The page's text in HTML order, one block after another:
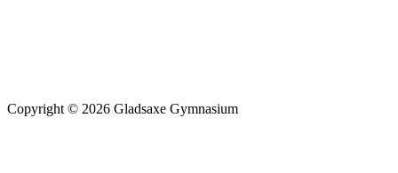
Copyright © 2026 Gladsaxe Gymnasium